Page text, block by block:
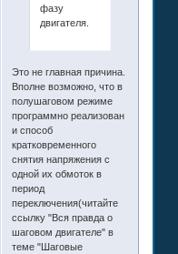
фазу
двигателя.
Это не главная причина.
Вполне возможно, что в
полушаговом режиме
программно реализован
и способ
кратковременного
снятия напряжения с
одной их обмоток в
период
переключения(читайте
ссылку "Вся правда о
шаговом двигателе" в
теме "Шаговые